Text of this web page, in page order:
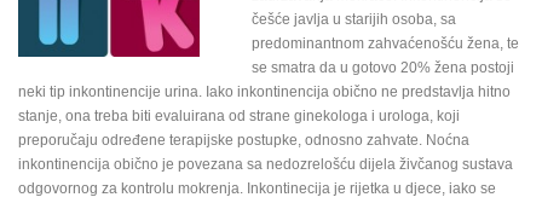
češće javlja u starijih osoba, sa
predominantnom zahvaćenošću žena, te
se smatra da u gotovo 20% žena postoji
neki tip inkontinencije urina. Iako inkontinencija obično ne predstavlja hitno
stanje, ona treba biti evaluirana od strane ginekologa i urologa, koji
preporučaju određene terapijske postupke, odnosno zahvate. Noćna
inkontinencija obično je povezana sa nedozrelošću dijela živčanog sustava
odgovornog za kontrolu mokrenja. Inkontinecija je rijetka u djece, iako se